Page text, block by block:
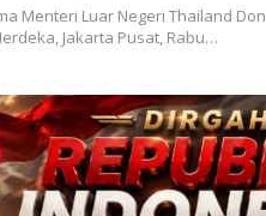
Menteri Luar Negeri Thailand Don
Jakarta Pusat, Rabu…